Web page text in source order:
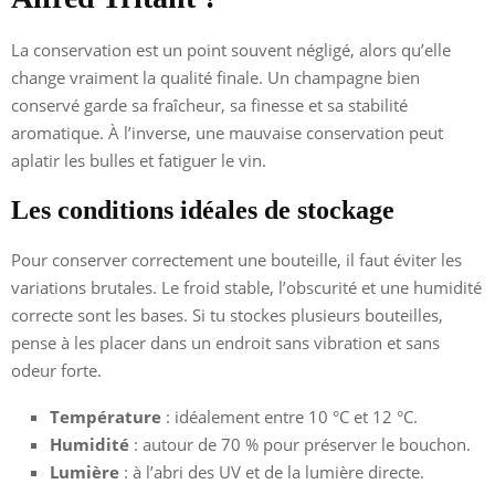
La conservation est un point souvent négligé, alors qu’elle
change vraiment la qualité finale. Un champagne bien
conservé garde sa fraîcheur, sa finesse et sa stabilité
aromatique. À l’inverse, une mauvaise conservation peut
aplatir les bulles et fatiguer le vin.
Les conditions idéales de stockage
Pour conserver correctement une bouteille, il faut éviter les
variations brutales. Le froid stable, l’obscurité et une humidité
correcte sont les bases. Si tu stockes plusieurs bouteilles,
pense à les placer dans un endroit sans vibration et sans
odeur forte.
Température : idéalement entre 10 °C et 12 °C.
Humidité : autour de 70 % pour préserver le bouchon.
Lumière : à l’abri des UV et de la lumière directe.